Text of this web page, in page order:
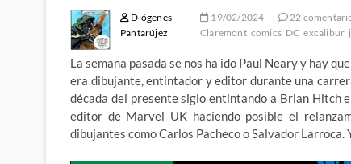
Diógenes
Pantarújez
19/02/2024 22
Claremont comics DC excalibur
La semana pasada se nos ha ido Paul Neary y hay
era dibujante, entintador y editor durante una
década del presente siglo entintando a Brian Hitch
editor de Marvel UK haciendo posible el
dibujantes como Carlos Pacheco o Salvador Larroca.